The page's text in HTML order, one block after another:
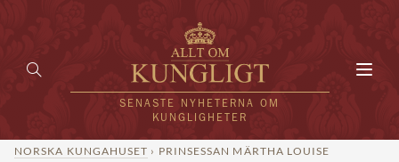
SENASTE NYHETERNA OM
KUNGLIGHETER
NORSKA KUNGAHUSET › PRINSESSAN MÄRTHA LOUISE